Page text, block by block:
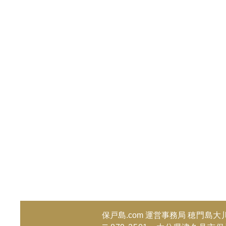
保戸島.com 運営事務局 穂門島大